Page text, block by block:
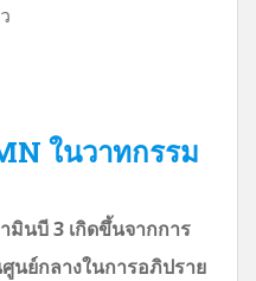
ในวาทกรรม
มินบี 3 เกิดขึ้นจากการ
นย์กลางในการอภิปราย